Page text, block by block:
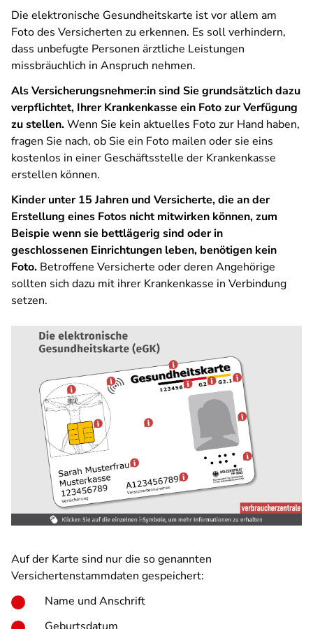
Die elektronische Gesundheitskarte ist vor allem am
Foto des Versicherten zu erkennen. Es soll verhindern,
dass unbefugte Personen ärztliche Leistungen
missbräuchlich in Anspruch nehmen.
Als Versicherungsnehmer:in sind Sie grundsätzlich dazu
verpflichtet, Ihrer Krankenkasse ein Foto zur Verfügung
zu stellen.Wenn Sie kein aktuelles Foto zur Hand haben,
fragen Sie nach, ob Sie ein Foto mailen oder sie eins
kostenlos in einer Geschäftsstelle der Krankenkasse
erstellen können.
Kinder unter 15 Jahren und Versicherte, die an der
Erstellung eines Fotos nicht mitwirken können, zum
Beispie wenn sie bettlägerig sind oder in
geschlossenen Einrichtungen leben, benötigen kein
Foto. Betroffene Versicherte oder deren Angehörige
sollten sich dazu mit ihrer Krankenkasse in Verbindung
setzen.
Auf der Karte sind nur die so genannten
Versichertenstammdaten gespeichert:
Name und Anschrift